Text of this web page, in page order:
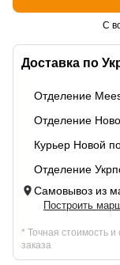
Доставка по
Отделение
Отделение
Курьер Новой
Отделение
Самовывоз из
Построить
* Точная стоимость
заказа
С